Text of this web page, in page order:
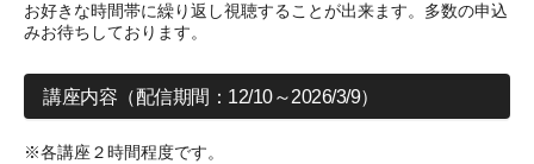
お好きな時間帯に繰り返し視聴することが出来ます。多数の申込
みお待ちしております。
講座内容（配信期間：12/10～2026/3/9）
※各講座２時間程度です。